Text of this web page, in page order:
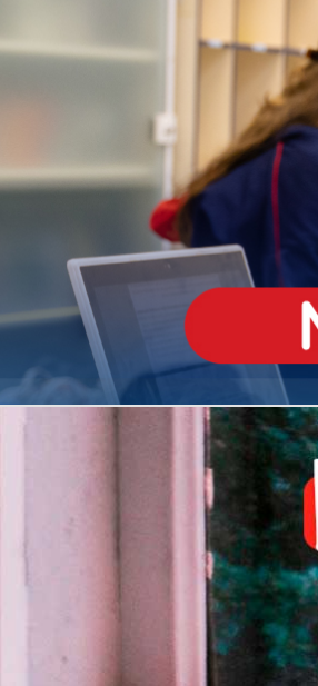
INFANTIL
todos os dias
MÉDIO
igh School
Diplomação
ANO FUNDAMENTAL
es
Bilingue - Anos
Finais